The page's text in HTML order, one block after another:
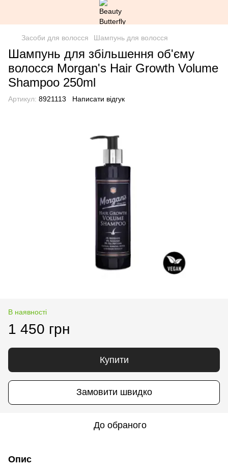
Засоби для волосся Шампунь для волосся
Шампунь для збільшення об'єму
волосся Morgan's Hair Growth Volume
Shampoo 250ml
Артикул: 8921113 Написати відгук
В наявності
1 450 грн
Купити
Замовити швидко
До обраного
Опис